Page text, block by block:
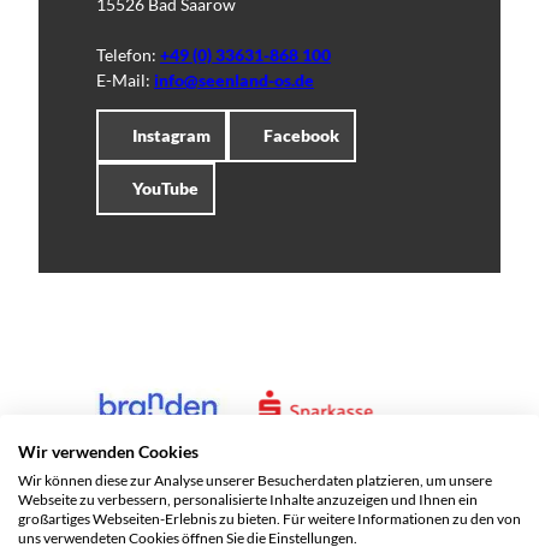
Telefon: +49 (0) 33631-868 100
E-Mail: info@seenland-os.de
Instagram Facebook
YouTube
Wir verwenden Cookies
Wir können diese zur Analyse unserer Besucherdaten platzieren, um unsere
Webseite zu verbessern, personalisierte Inhalte anzuzeigen und Ihnen ein
großartiges Webseiten-Erlebnis zu bieten. Für weitere Informationen zu den von
uns verwendeten Cookies öffnen Sie die Einstellungen.